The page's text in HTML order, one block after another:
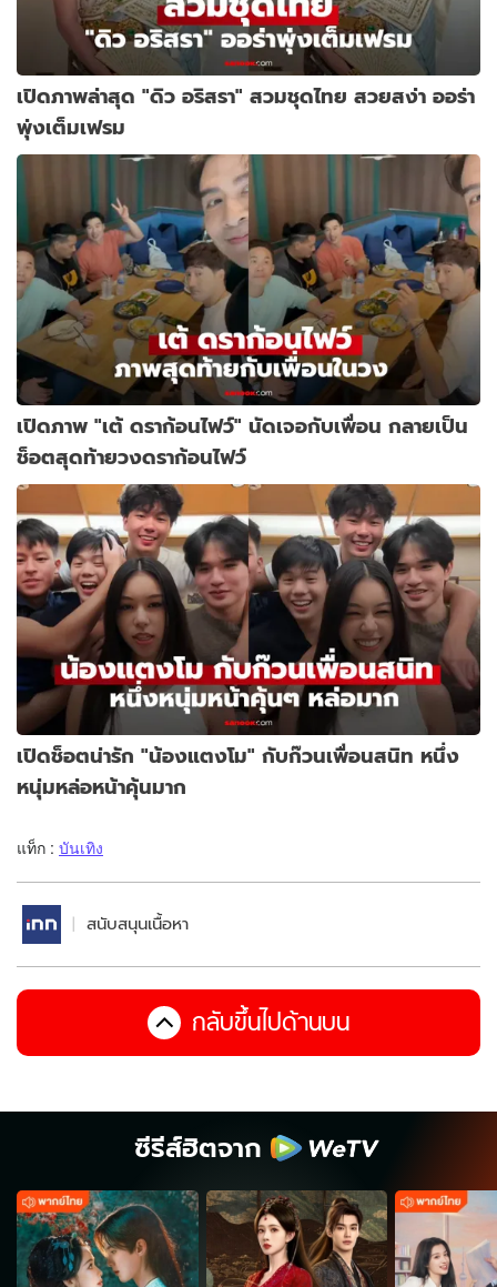
เปิดภาพล่าสุด "ดิว อริสรา" สวมชุดไทย สวยสง่า ออร่า
พุ่งเต็มเฟรม
เปิดภาพ "เต้ ดราก้อนไฟว์" นัดเจอกับเพื่อน กลายเป็น
ช็อตสุดท้ายวงดราก้อนไฟว์
เปิดช็อตน่ารัก "น้องแตงโม" กับก๊วนเพื่อนสนิท หนึ่ง
หนุ่มหล่อหน้าคุ้นมาก
แท็ก : บันเทิง
สนับสนุนเนื้อหา
กลับขึ้นไปด้านบน
ซีรีส์ฮิตจาก